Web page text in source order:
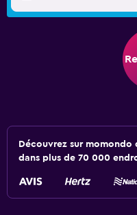
Découvrez sur
dans plus de 70 000